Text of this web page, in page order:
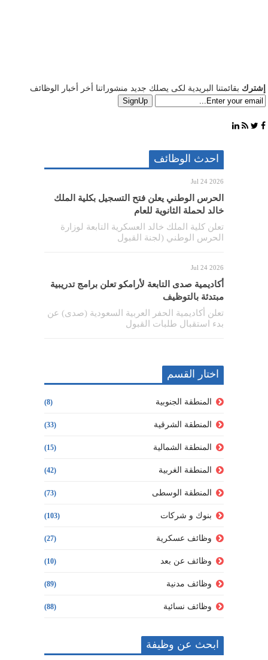
إشترك بقائمتنا البريدية لكى يصلك جديد منشوراتنا أخر أخبار الوظائف
احدث الوظائف
Jul 24 2026
الحرس الوطني يعلن فتح التسجيل بكلية الملك
خالد لحملة الثانوية للعام
تعلن كلية الملك خالد العسكرية التابعة لوزارة
الحرس الوطني (لجنة القبول
Jul 24 2026
أكاديمية صدى التابعة لأرامكو تعلن برامج تدريبية
مبتدئة بالتوظيف
تعلن أكاديمية الحفر العربية السعودية (صدى) عن
بدء استقبال طلبات القبول
اختار القسم
المنطقة الجنوبية (8)
المنطقة الشرقية (33)
المنطقة الشمالية (15)
المنطقة الغربية (42)
المنطقة الوسطى (73)
بنوك و شركات (103)
وظائف عسكرية (27)
وظائف عن بعد (10)
وظائف مدنية (89)
وظائف نسائية (88)
ابحث عن وظيفة